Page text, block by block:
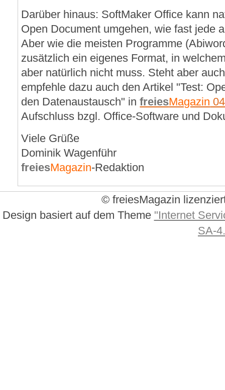
Darüber hinaus: SoftMaker Office kann
Open Document umgehen, wie fast jede
Aber wie die meisten Programme
zusätzlich ein eigenes Format, in
aber natürlich nicht muss. Steht aber
empfehle dazu auch den Artikel "Test:
den Datenaustausch" infreiesMagazin
Aufschluss bzgl. Office-Software und
Viele Grüße
Dominik Wagenführ
freiesMagazin-Redaktion
© freiesMagazin
Design basiert auf dem Theme "Internet
SA-